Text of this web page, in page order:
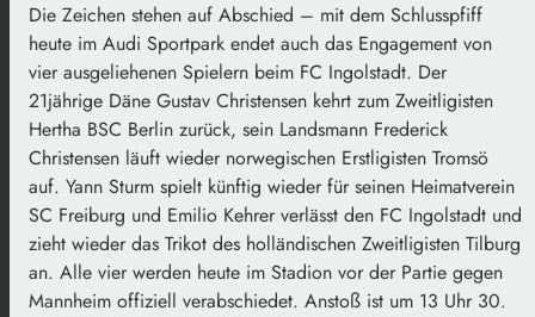
Die Zeichen stehen auf Abschied – mit dem Schlusspfiff
heute im Audi Sportpark endet auch das Engagement von
vier ausgeliehenen Spielern beim FC Ingolstadt. Der
21jährige Däne Gustav Christensen kehrt zum Zweitligisten
Hertha BSC Berlin zurück, sein Landsmann Frederick
Christensen läuft wieder norwegischen Erstligisten Tromsö
auf. Yann Sturm spielt künftig wieder für seinen Heimatverein
SC Freiburg und Emilio Kehrer verlässt den FC Ingolstadt und
zieht wieder das Trikot des holländischen Zweitligisten Tilburg
an. Alle vier werden heute im Stadion vor der Partie gegen
Mannheim offiziell verabschiedet. Anstoß ist um 13 Uhr 30.